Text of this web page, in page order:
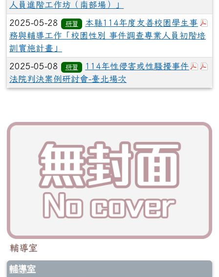
人員進階工作坊（南部場）」
2025-05-28 研習
本縣114年度友善校園學生事
務與輔導工作「校園性別 事件調查專業人員初階培
訓實施計畫」
於
2025-05-08 研習
114年性侵害或性騷擾事件
法院判決案例研討會-臺北場次
輔導室
輔導室